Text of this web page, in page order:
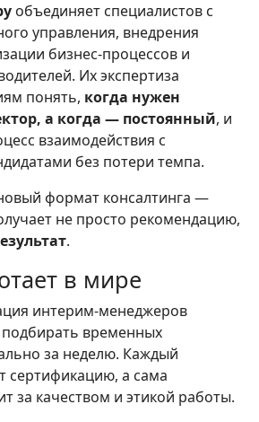
объединяет специалистов с
управления, внедрения
бизнес-процессов и
Их экспертиза
понять, когда нужен
а когда — постоянный, и
взаимодействия с
без потери темпа.
формат консалтинга —
не просто рекомендацию,
.
в мире
интерим-менеджеров
подбирать временных
за неделю. Каждый
сертификацию, а сама
за качеством и этикой работы.